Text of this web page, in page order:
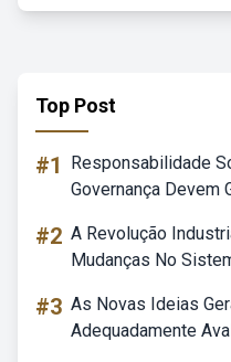
Top Post
#1
Responsabilidade
Governança Devem
#2 A Revolução
Mudanças No
#3 As Novas Ideias
Adequadamente